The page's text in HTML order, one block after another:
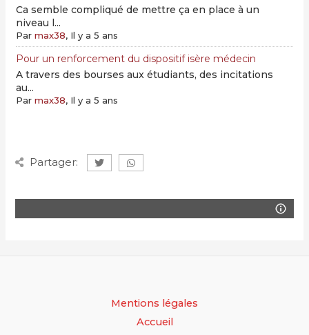
Ca semble compliqué de mettre ça en place à un
niveau l...
Parmax38, Il y a 5 ans
Pour un renforcement du dispositif isère médecin
A travers des bourses aux étudiants, des incitations
au...
Parmax38, Il y a 5 ans
Partager:
Mentions légales
Accueil